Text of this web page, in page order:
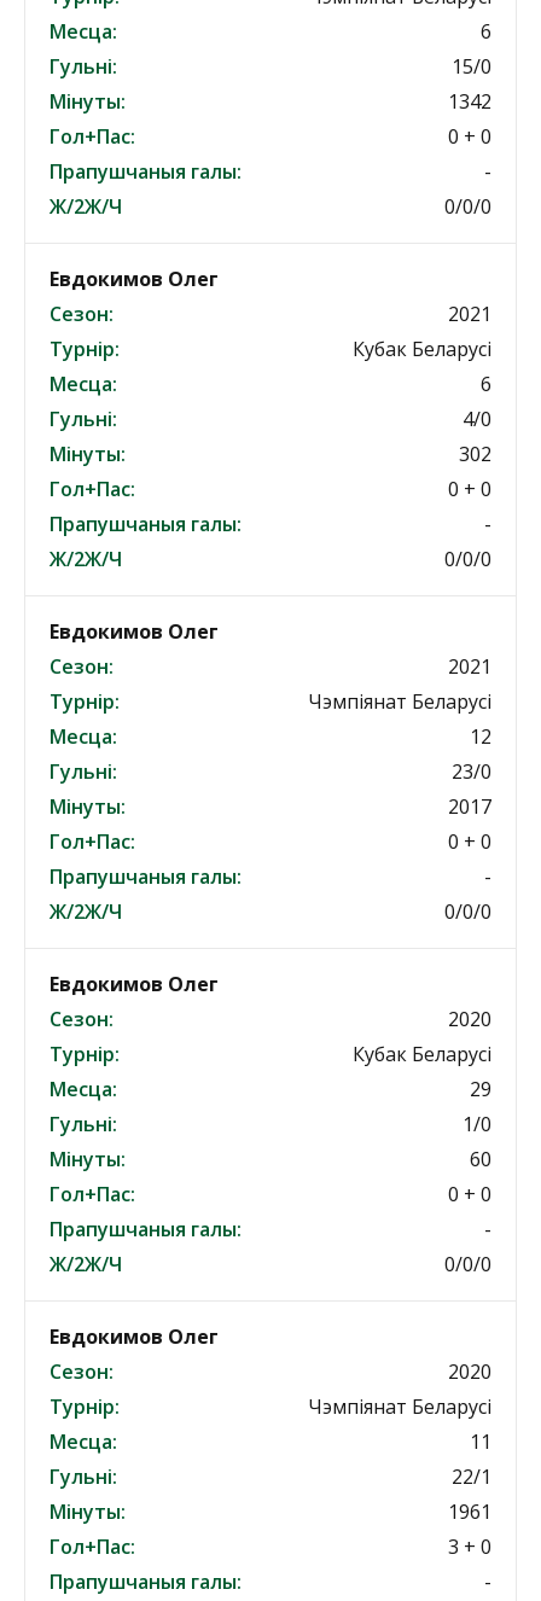
Месца:
6
Гульні:
15/0
Мінуты:
1342
Гол+Пас:
0 + 0
Прапушчаныя галы:
-
Ж/2Ж/Ч
0/0/0
Евдокимов Олег
Сезон:
2021
Турнір:
Кубак Беларусі
Месца:
6
Гульні:
4/0
Мінуты:
302
Гол+Пас:
0 + 0
Прапушчаныя галы:
-
Ж/2Ж/Ч
0/0/0
Евдокимов Олег
Сезон:
2021
Турнір:
Чэмпіянат Беларусі
Месца:
12
Гульні:
23/0
Мінуты:
2017
Гол+Пас:
0 + 0
Прапушчаныя галы:
-
Ж/2Ж/Ч
0/0/0
Евдокимов Олег
Сезон:
2020
Турнір:
Кубак Беларусі
Месца:
29
Гульні:
1/0
Мінуты:
60
Гол+Пас:
0 + 0
Прапушчаныя галы:
-
Ж/2Ж/Ч
0/0/0
Евдокимов Олег
Сезон:
2020
Турнір:
Чэмпіянат Беларусі
Месца:
11
Гульні:
22/1
Мінуты:
1961
Гол+Пас:
3 + 0
Прапушчаныя галы:
-